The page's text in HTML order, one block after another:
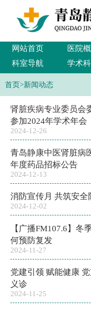
网站首页 医院
科室导航
学术
首页>新闻动态
肾脏疾病专业委员会
参加2024年学术年会
2024-12-26
青岛静康中医肾脏病
年度药品招标公告
2024-12-13
消防宣传月 共筑安全
2024-12-02
【广播FM107.6】冬
何预防复发
2024-11-27
党建引领 赋能健康
义诊
2024-11-25